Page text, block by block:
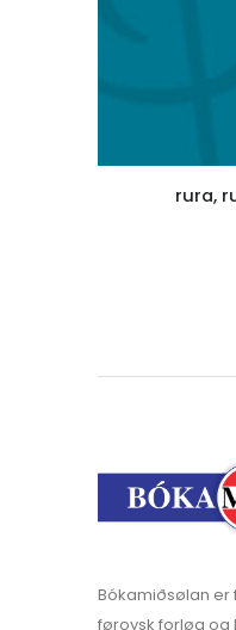
Bókamiðsølan er
føroysk forløg og